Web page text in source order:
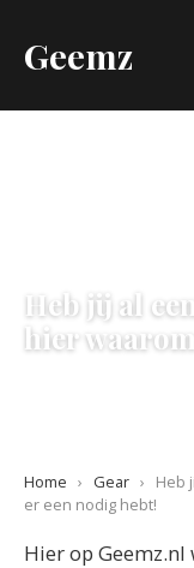
Geemz
Heb jij al
hier
Home › Gear ›
Heb
er een nodig hebt!
Hier op